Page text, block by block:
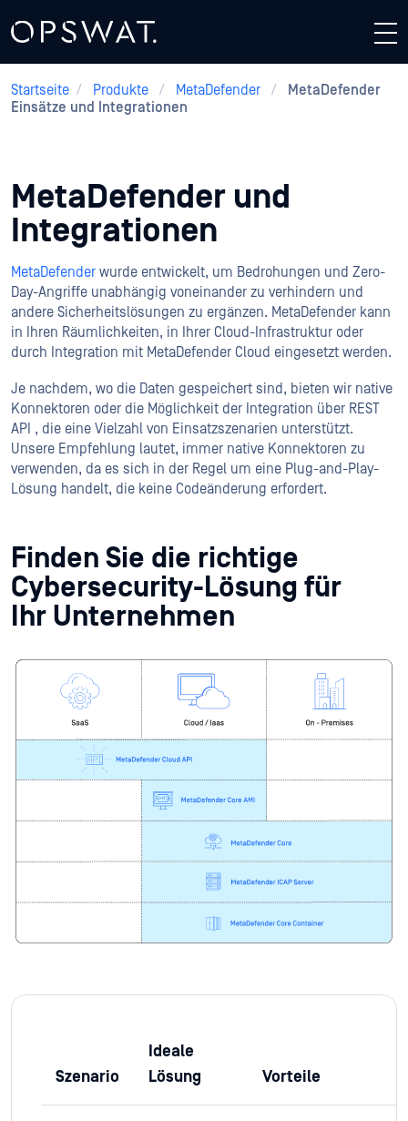
Startseite / Produkte / MetaDefender /
MetaDefender
Einsätze und Integrationen
MetaDefender und
Integrationen
MetaDefender wurde entwickelt, um Bedrohungen und Zero-
Day-Angriffe unabhängig voneinander zu verhindern und
andere Sicherheitslösungen zu ergänzen. MetaDefender kann
in Ihren Räumlichkeiten, in Ihrer Cloud-Infrastruktur oder
durch Integration mit MetaDefender Cloud eingesetzt werden.
Je nachdem, wo die Daten gespeichert sind, bieten wir native
Konnektoren oder die Möglichkeit der Integration über REST
API , die eine Vielzahl von Einsatzszenarien unterstützt.
Unsere Empfehlung lautet, immer native Konnektoren zu
verwenden, da es sich in der Regel um eine Plug-and-Play-
Lösung handelt, die keine Codeänderung erfordert.
Finden Sie die richtige
Cybersecurity-Lösung für
Ihr Unternehmen
Szenario
Ideale
Lösung
Vorteile